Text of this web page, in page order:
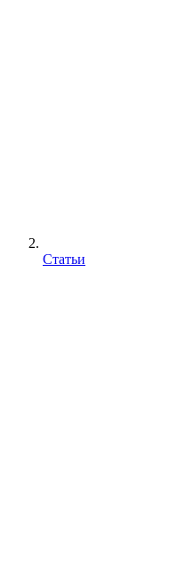
Статьи